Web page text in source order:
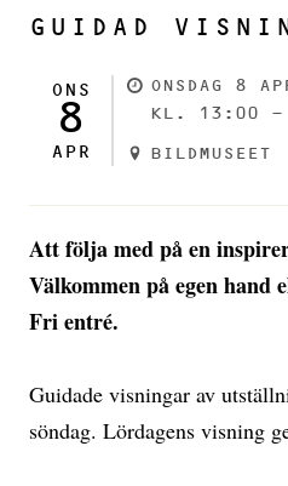
GUIDAD
ONS
8
APR
ONSDAG 8
KL. 13:00 -
BILDMUSEET
Att följa med på en
Välkommen på egen hand
Fri entré.
Guidade visningar av
söndag. Lördagens visning